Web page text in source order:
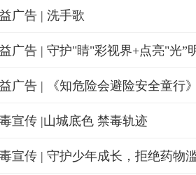
广告 | 洗手歌
广告 | 守护"睛"彩视界+点亮"光”
广告 | 《知危险会避险安全童行
宣传 |山城底色 禁毒轨迹
宣传 | 守护少年成长，拒绝药物